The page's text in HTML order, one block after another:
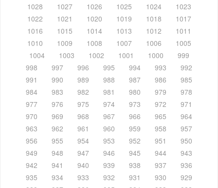
1028
1027 1026 1025 1024
1023
1022
1021 1020 1019 1018
1017
1016
1015 1014 1013 1012
1011
1010
1009 1008 1007 1006
1005
1004
1003 1002 1001 1000
999
998
997 996 995 994 993
992
991
990 989 988 987 986
985
984
983 982 981 980 979
978
977
976 975 974 973 972
971
970
969 968 967 966 965
964
963
962 961 960 959 958
957
956
955 954 953 952 951
950
949
948 947 946 945 944
943
942
941 940 939 938 937
936
935
934 933 932 931 930
929